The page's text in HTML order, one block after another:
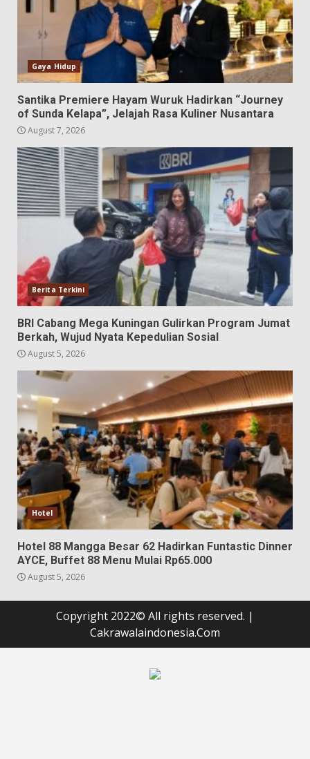
Gaya Hidup
Santika Premiere Hayam Wuruk Hadirkan “Journey
of Sunda Kelapa”, Jelajah Rasa Kuliner Nusantara
August 7, 2026
Berita Terkini
BRI Cabang Mega Kuningan Gulirkan Program Jumat
Berkah, Wujud Nyata Kepedulian Sosial
August 5, 2026
Hotel
Hotel 88 Mangga Besar 62 Hadirkan Funtastic Dinner
AYCE, Buffet 88 Menu Mulai Rp65.000
August 5, 2026
Copyright 2022© All rights reserved. |
Cakrawalaindonesia.Com